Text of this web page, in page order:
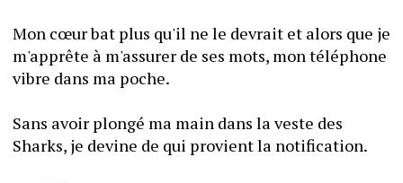
Mon cœur bat plus qu'il ne le devrait et alors que je
m'apprête à m'assurer de ses mots, mon téléphone
vibre dans ma poche.
Sans avoir plongé ma main dans la veste des
Sharks, je devine de qui provient la notification.